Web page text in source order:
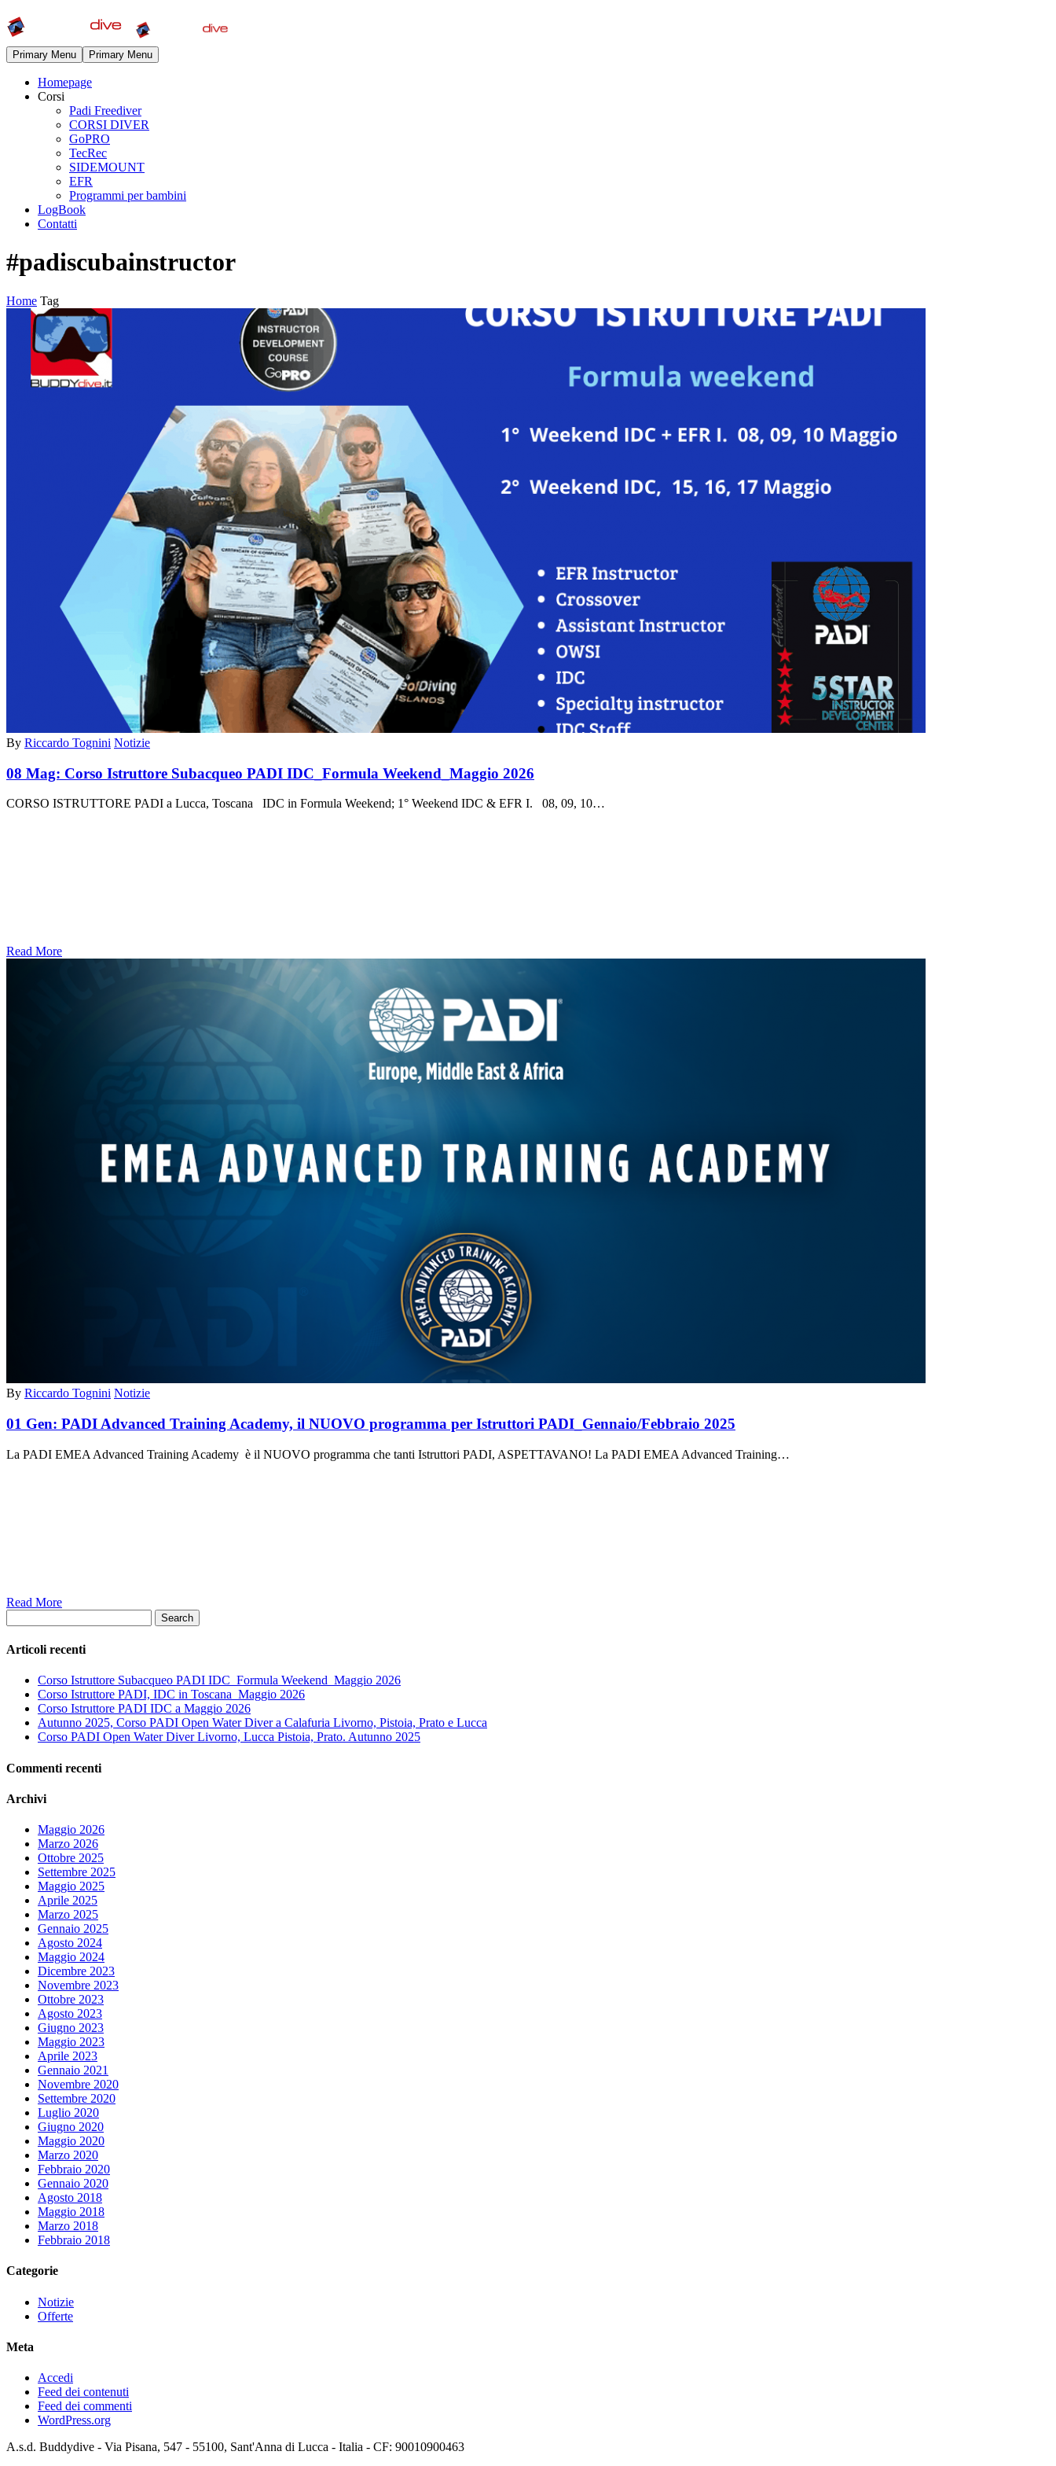
Primary Menu Primary Menu
Homepage
Corsi
Padi Freediver
CORSI DIVER
GoPRO
TecRec
SIDEMOUNT
EFR
Programmi per bambini
LogBook
Contatti
#padiscubainstructor
Home Tag
By Riccardo Tognini Notizie
08 Mag: Corso Istruttore Subacqueo PADI IDC_Formula Weekend_Maggio 2026
CORSO ISTRUTTORE PADI a Lucca, Toscana IDC in Formula Weekend; 1° Weekend IDC & EFR I. 08, 09, 10…
Read More
By Riccardo Tognini Notizie
01 Gen: PADI Advanced Training Academy, il NUOVO programma per Istruttori PADI_Gennaio/Febbraio 2025
La PADI EMEA Advanced Training Academy è il NUOVO programma che tanti Istruttori PADI, ASPETTAVANO! La PADI EMEA Advanced Training…
Read More
Search
Articoli recenti
Corso Istruttore Subacqueo PADI IDC_Formula Weekend_Maggio 2026
Corso Istruttore PADI, IDC in Toscana_Maggio 2026
Corso Istruttore PADI IDC a Maggio 2026
Autunno 2025, Corso PADI Open Water Diver a Calafuria Livorno, Pistoia, Prato e Lucca
Corso PADI Open Water Diver Livorno, Lucca Pistoia, Prato. Autunno 2025
Commenti recenti
Archivi
Maggio 2026
Marzo 2026
Ottobre 2025
Settembre 2025
Maggio 2025
Aprile 2025
Marzo 2025
Gennaio 2025
Agosto 2024
Maggio 2024
Dicembre 2023
Novembre 2023
Ottobre 2023
Agosto 2023
Giugno 2023
Maggio 2023
Aprile 2023
Gennaio 2021
Novembre 2020
Settembre 2020
Luglio 2020
Giugno 2020
Maggio 2020
Marzo 2020
Febbraio 2020
Gennaio 2020
Agosto 2018
Maggio 2018
Marzo 2018
Febbraio 2018
Categorie
Notizie
Offerte
Meta
Accedi
Feed dei contenuti
Feed dei commenti
WordPress.org
A.s.d. Buddydive - Via Pisana, 547 - 55100, Sant'Anna di Lucca - Italia - CF: 90010900463